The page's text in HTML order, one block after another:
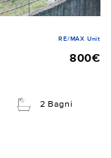
RE/MAX Unit
800€
2 Bagni